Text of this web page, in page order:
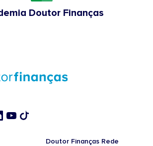
Doutor Finanças
Doutor Finanças Rede